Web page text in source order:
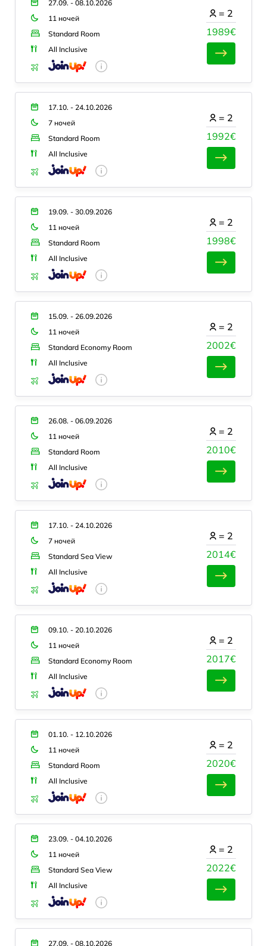
27.09. - 08.10.2026
11 ночей
Standard Room
All Inclusive
1989€
= 2
17.10. - 24.10.2026
7 ночей
Standard Room
All Inclusive
1992€
= 2
19.09. - 30.09.2026
11 ночей
Standard Room
All Inclusive
1998€
= 2
15.09. - 26.09.2026
11 ночей
Standard Economy Room
All Inclusive
2002€
= 2
26.08. - 06.09.2026
11 ночей
Standard Room
All Inclusive
2010€
= 2
17.10. - 24.10.2026
7 ночей
Standard Sea View
All Inclusive
2014€
= 2
09.10. - 20.10.2026
11 ночей
Standard Economy Room
All Inclusive
2017€
= 2
01.10. - 12.10.2026
11 ночей
Standard Room
All Inclusive
2020€
= 2
23.09. - 04.10.2026
11 ночей
Standard Sea View
All Inclusive
2022€
= 2
27.09. - 08.10.2026